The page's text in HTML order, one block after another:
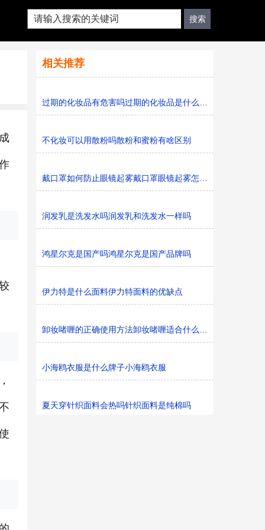
相关推荐
过期的化妆品有危害吗过期的化妆品是什么垃圾
不化妆可以用散粉吗散粉和蜜粉有啥区别
戴口罩如何防止眼镜起雾戴口罩眼镜起雾怎么办
润发乳是洗发水吗润发乳和洗发水一样吗
鸿星尔克是国产吗鸿星尔克是国产品牌吗
伊力特是什么面料伊力特面料的优缺点
卸妆啫喱的正确使用方法卸妆啫喱适合什么肤质
小海鸥衣服是什么牌子小海鸥衣服
夏天穿针织面料会热吗针织面料是纯棉吗